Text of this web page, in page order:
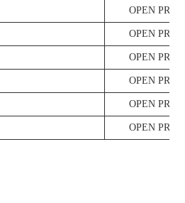
OPEN
OPEN
OPEN
OPEN
OPEN
OPEN